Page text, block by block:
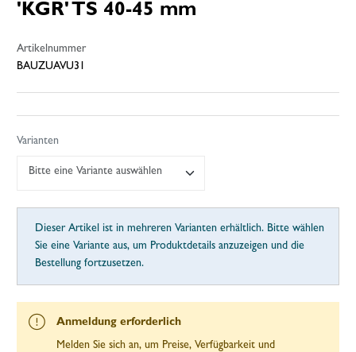
'KGR' TS 40-45 mm
Artikelnummer
BAUZUAVU31
Varianten
Bitte eine Variante auswählen
Dieser Artikel ist in mehreren Varianten erhältlich. Bitte wählen
Sie eine Variante aus, um Produktdetails anzuzeigen und die
Bestellung fortzusetzen.
Anmeldung erforderlich
Melden Sie sich an, um Preise, Verfügbarkeit und